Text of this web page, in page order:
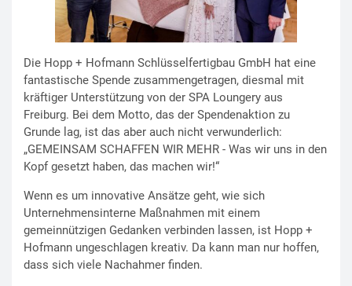
Die Hopp + Hofmann Schlüsselfertigbau GmbH hat eine
fantastische Spende zusammengetragen, diesmal mit
kräftiger Unterstützung von der SPA Loungery aus
Freiburg. Bei dem Motto, das der Spendenaktion zu
Grunde lag, ist das aber auch nicht verwunderlich:
„GEMEINSAM SCHAFFEN WIR MEHR - Was wir uns in den
Kopf gesetzt haben, das machen wir!“
Wenn es um innovative Ansätze geht, wie sich
Unternehmensinterne Maßnahmen mit einem
gemeinnützigen Gedanken verbinden lassen, ist Hopp +
Hofmann ungeschlagen kreativ. Da kann man nur hoffen,
dass sich viele Nachahmer finden.